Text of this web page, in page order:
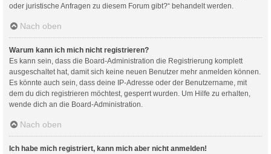
oder juristische Anfragen zu diesem Forum gibt?“ behandelt werden.
Nach oben
Warum kann ich mich nicht registrieren?
Es kann sein, dass die Board-Administration die Registrierung komplett
ausgeschaltet hat, damit sich keine neuen Benutzer mehr anmelden können.
Es könnte auch sein, dass deine IP-Adresse oder der Benutzername, mit
dem du dich registrieren möchtest, gesperrt wurden. Um Hilfe zu erhalten,
wende dich an die Board-Administration.
Nach oben
Ich habe mich registriert, kann mich aber nicht anmelden!